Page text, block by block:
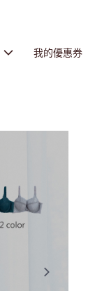
我的優惠券